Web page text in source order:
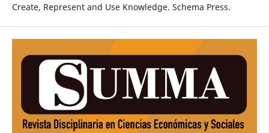
Create, Represent and Use Knowledge. Schema Press.